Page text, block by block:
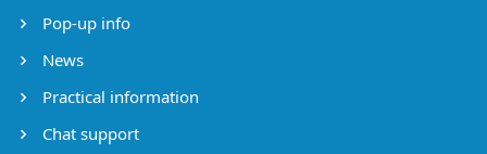
Pop-up info
News
Practical information
Chat support